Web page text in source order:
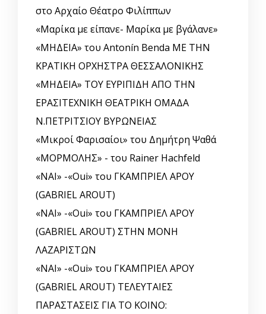
στο Αρχαίο Θέατρο Φιλίππων
«Μαρίκα με είπανε- Μαρίκα με βγάλανε»
«ΜΗΔΕΙΑ» του Antonín Benda ΜΕ ΤΗΝ
ΚΡΑΤΙΚΗ ΟΡΧΗΣΤΡΑ ΘΕΣΣΑΛΟΝΙΚΗΣ
«ΜΗΔΕΙΑ» ΤΟΥ ΕΥΡΙΠΙΔΗ ΑΠΟ ΤΗΝ
ΕΡΑΣΙΤΕΧΝΙΚΗ ΘΕΑΤΡΙΚΗ ΟΜΑΔΑ
Ν.ΠΕΤΡΙΤΣΙΟΥ ΒΥΡΩΝΕΙΑΣ
«Μικροί Φαρισαίοι» του Δημήτρη Ψαθά
«ΜΟΡΜΟΛΗΣ» - του Rainer Hachfeld
«ΝΑΙ» -«Oui» του ΓΚΑΜΠΡΙΕΛ ΑΡΟΥ
(GABRIEL AROUT)
«ΝΑΙ» -«Oui» του ΓΚΑΜΠΡΙΕΛ ΑΡΟΥ
(GABRIEL AROUT) ΣΤΗΝ ΜΟΝΗ
ΛΑΖΑΡΙΣΤΩΝ
«ΝΑΙ» -«Oui» του ΓΚΑΜΠΡΙΕΛ ΑΡΟΥ
(GABRIEL AROUT) ΤΕΛΕΥΤΑΙΕΣ
ΠΑΡΑΣΤΑΣΕΙΣ ΓΙΑ ΤΟ ΚΟΙΝΟ: